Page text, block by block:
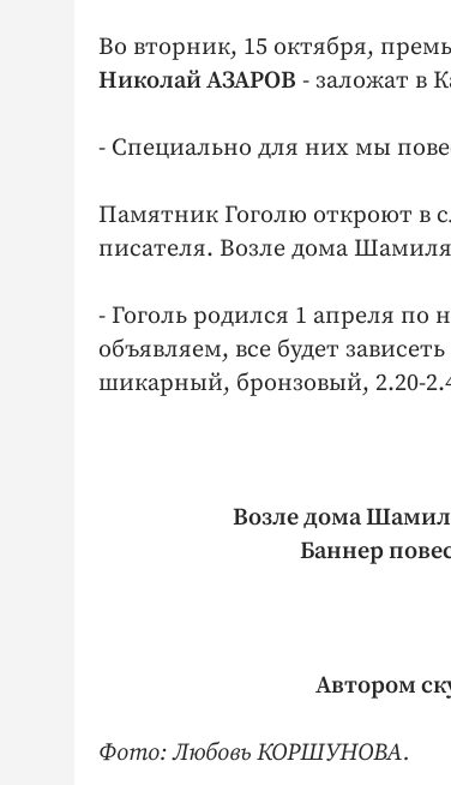
Во вторник, 15 октября,
Николай АЗАРОВ - заложат в
- Специально для них мы
Памятник Гоголю откроют в
писателя. Возле дома
- Гоголь родился 1 апреля
объявляем, все будет
шикарный, бронзовый, 2.20-
Возле дома
Баннер
Автором
Фото: Любовь КОРШУНОВА.